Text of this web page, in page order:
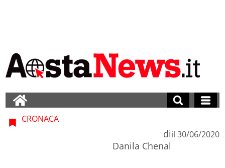
CRONACA
di
Danila Chenal
il 30/06/2020